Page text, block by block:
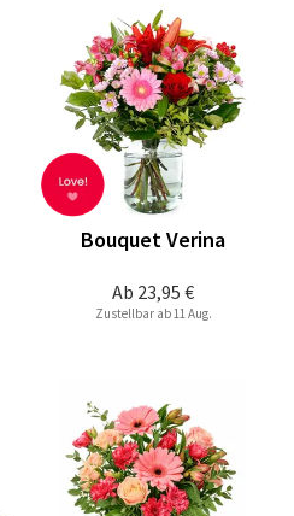
Ab 23,95 €
Bouquet Verina
Zustellbar ab 11 Aug.